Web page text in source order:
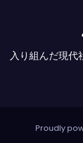
入り組んだ現代
Proudly